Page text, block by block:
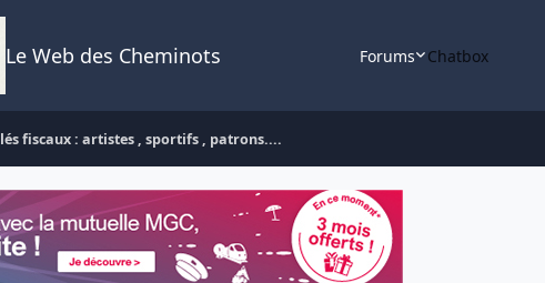
Le Web des Cheminots Forums Chatbox
fiscaux : artistes , sportifs , patrons....